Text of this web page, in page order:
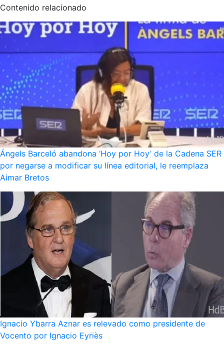
Contenido relacionado
Ángels Barceló abandona ‘Hoy por Hoy’ de la Cadena SER
por negarse a modificar su línea editorial, le reemplaza
Aimar Bretos
Ignacio Ybarra Aznar es relevado como presidente de
Vocento por Ignacio Eyriès